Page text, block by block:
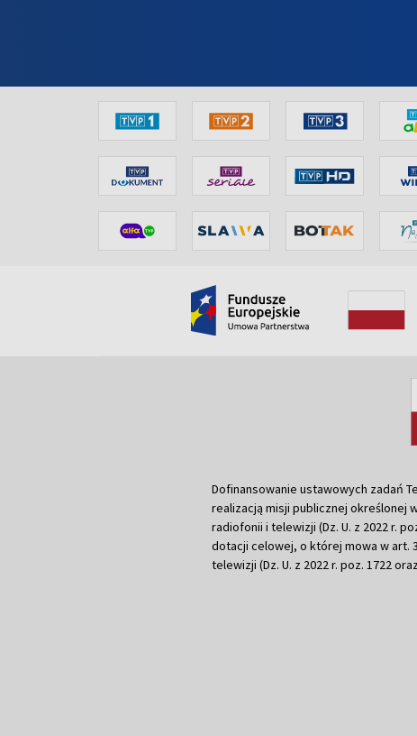
Dofinansowanie ustawowych zadań
realizacją misji publicznej określonej
radiofonii i telewizji (Dz. U. z 2022 r.
dotacji celowej, o której mowa w art.
telewizji (Dz. U. z 2022 r. poz. 1722